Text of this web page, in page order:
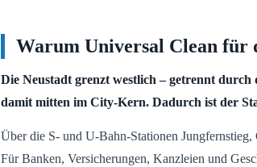
Warum Universal Clean für
Die Neustadt grenzt westlich – getrennt
damit mitten im City-Kern. Dadurch ist der
Über die S- und U-Bahn-Stationen Jungfernstieg,
Für Banken, Versicherungen, Kanzleien und